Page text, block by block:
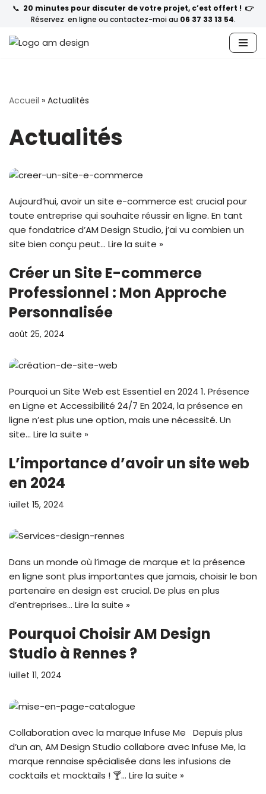
au
📞 20 minutes pour discuter de votre projet, c’est offert ! 👉
Réservez en ligne ou contactez-moi au 06 37 33 13 54.
Accueil » Actualités
Actualités
Aujourd’hui, avoir un site e-commerce est crucial pour
toute entreprise qui souhaite réussir en ligne. En tant
que fondatrice d’AM Design Studio, j’ai vu combien un
site bien conçu peut… Lire la suite »
Créer un Site E-commerce
Professionnel : Mon Approche
Personnalisée
août 25, 2024
Pourquoi un Site Web est Essentiel en 2024 1. Présence
en Ligne et Accessibilité 24/7 En 2024, la présence en
ligne n’est plus une option, mais une nécessité. Un
site… Lire la suite »
L’importance d’avoir un site web
en 2024
juillet 15, 2024
Dans un monde où l’image de marque et la présence
en ligne sont plus importantes que jamais, choisir le bon
partenaire en design est crucial. De plus en plus
d’entreprises… Lire la suite »
Pourquoi Choisir AM Design
Studio à Rennes ?
juillet 11, 2024
Collaboration avec la marque Infuse Me Depuis plus
d’un an, AM Design Studio collabore avec Infuse Me, la
marque rennaise spécialisée dans les infusions de
cocktails et mocktails ! 🍸… Lire la suite »